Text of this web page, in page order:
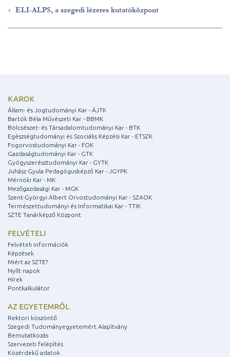
ELI-ALPS, a szegedi lézeres kutatóközpont
KAROK
Állam- és Jogtudományi Kar - ÁJTK
Bartók Béla Művészeti Kar - BBMK
Bölcsészet- és Társadalomtudományi Kar - BTK
Egészségtudományi és Szociális Képzési Kar - ETSZK
Fogorvostudományi Kar - FOK
Gazdaságtudományi Kar - GTK
Gyógyszerésztudományi Kar - GYTK
Juhász Gyula Pedagógusképző Kar - JGYPK
Mérnöki Kar - MK
Mezőgazdasági Kar - MGK
Szent-Györgyi Albert Orvostudományi Kar - SZAOK
Természettudományi és Informatikai Kar - TTIK
SZTE Tanárképző Központ
FELVÉTELI
Felvételi információk
Képzések
Miért az SZTE?
Nyílt napok
Hírek
Pontkalkulátor
AZ EGYETEMRŐL
Rektori köszöntő
Szegedi Tudományegyetemért Alapítvány
Bemutatkozás
Szervezeti felépítés
Közérdekű adatok